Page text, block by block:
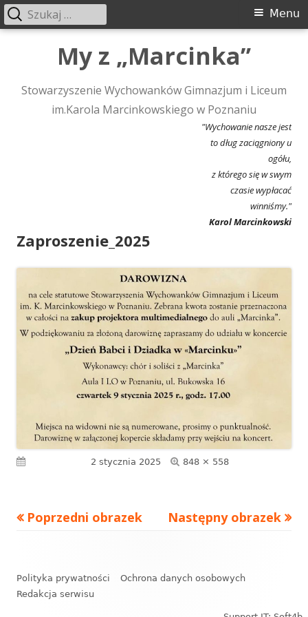
My z „Marcinka”
Stowarzyszenie Wychowanków Gimnazjum i Liceum
im.Karola Marcinkowskiego w Poznaniu
"Wychowanie nasze jest
to dług zaciągniony u
ogółu,
z którego się w swym
czasie wypłacać
winniśmy."
Karol Marcinkowski
Menu
główne
Menu
Szukaj:
Zaproszenie_2025
2 stycznia 2025
Pełny
848 × 558
Poprzedni obrazek Następny obrazek
stopki
Polityka prywatności
Ochrona danych osobowych
Redakcja serwisu